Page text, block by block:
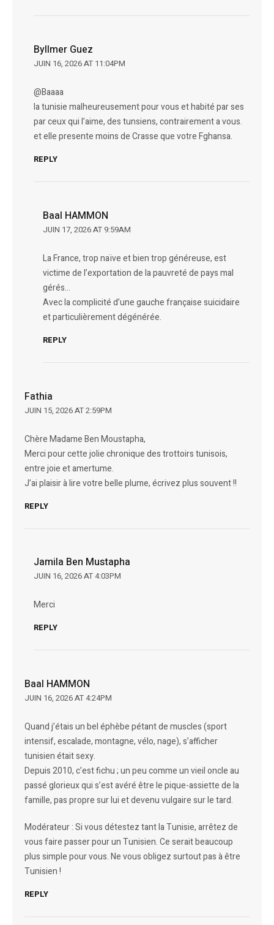
Byllmer Guez
JUIN 16, 2026 AT 11:04PM
@Baaaa
la tunisie malheureusement pour vous et habité par ses
par ceux qui l’aime, des tunsiens, contrairement a vous.
et elle presente moins de Crasse que votre Fghansa.
REPLY
Baal HAMMON
JUIN 17, 2026 AT 9:59AM
La France, trop naïve et bien trop généreuse, est
victime de l’exportation de la pauvreté de pays mal
gérés…
Avec la complicité d’une gauche française suicidaire
et particulièrement dégénérée.
REPLY
Fathia
JUIN 15, 2026 AT 2:59PM
Chère Madame Ben Moustapha,
Merci pour cette jolie chronique des trottoirs tunisois,
entre joie et amertume.
J’ai plaisir à lire votre belle plume, écrivez plus souvent !!
REPLY
Jamila Ben Mustapha
JUIN 16, 2026 AT 4:03PM
Merci
REPLY
Baal HAMMON
JUIN 16, 2026 AT 4:24PM
Quand j’étais un bel éphèbe pétant de muscles (sport
intensif, escalade, montagne, vélo, nage), s’afficher
tunisien était sexy.
Depuis 2010, c’est fichu ; un peu comme un vieil oncle au
passé glorieux qui s’est avéré être le pique-assiette de la
famille, pas propre sur lui et devenu vulgaire sur le tard.
Modérateur : Si vous détestez tant la Tunisie, arrêtez de
vous faire passer pour un Tunisien. Ce serait beaucoup
plus simple pour vous. Ne vous obligez surtout pas à être
Tunisien !
REPLY